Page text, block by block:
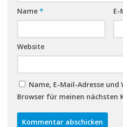
Name * E-
Website
Name, E-Mail-Adresse und
Browser für meinen nächsten